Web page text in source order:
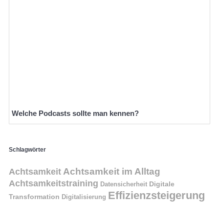
Welche Podcasts sollte man kennen?
Schlagwörter
Achtsamkeit Achtsamkeit im Alltag
Achtsamkeitstraining Datensicherheit Digitale
Transformation Digitalisierung Effizienzsteigerung